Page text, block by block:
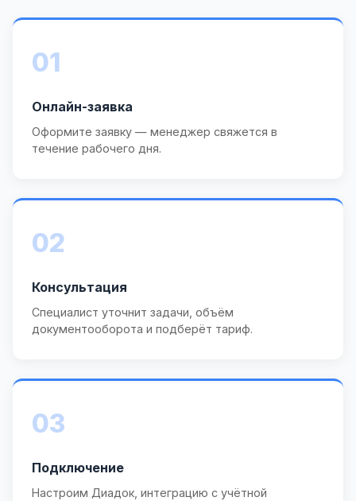
01
Онлайн-заявка
Оформите заявку — менеджер свяжется в
течение рабочего дня.
02
Консультация
Специалист уточнит задачи, объём
документооборота и подберёт тариф.
03
Подключение
Настроим Диадок, интеграцию с учётной